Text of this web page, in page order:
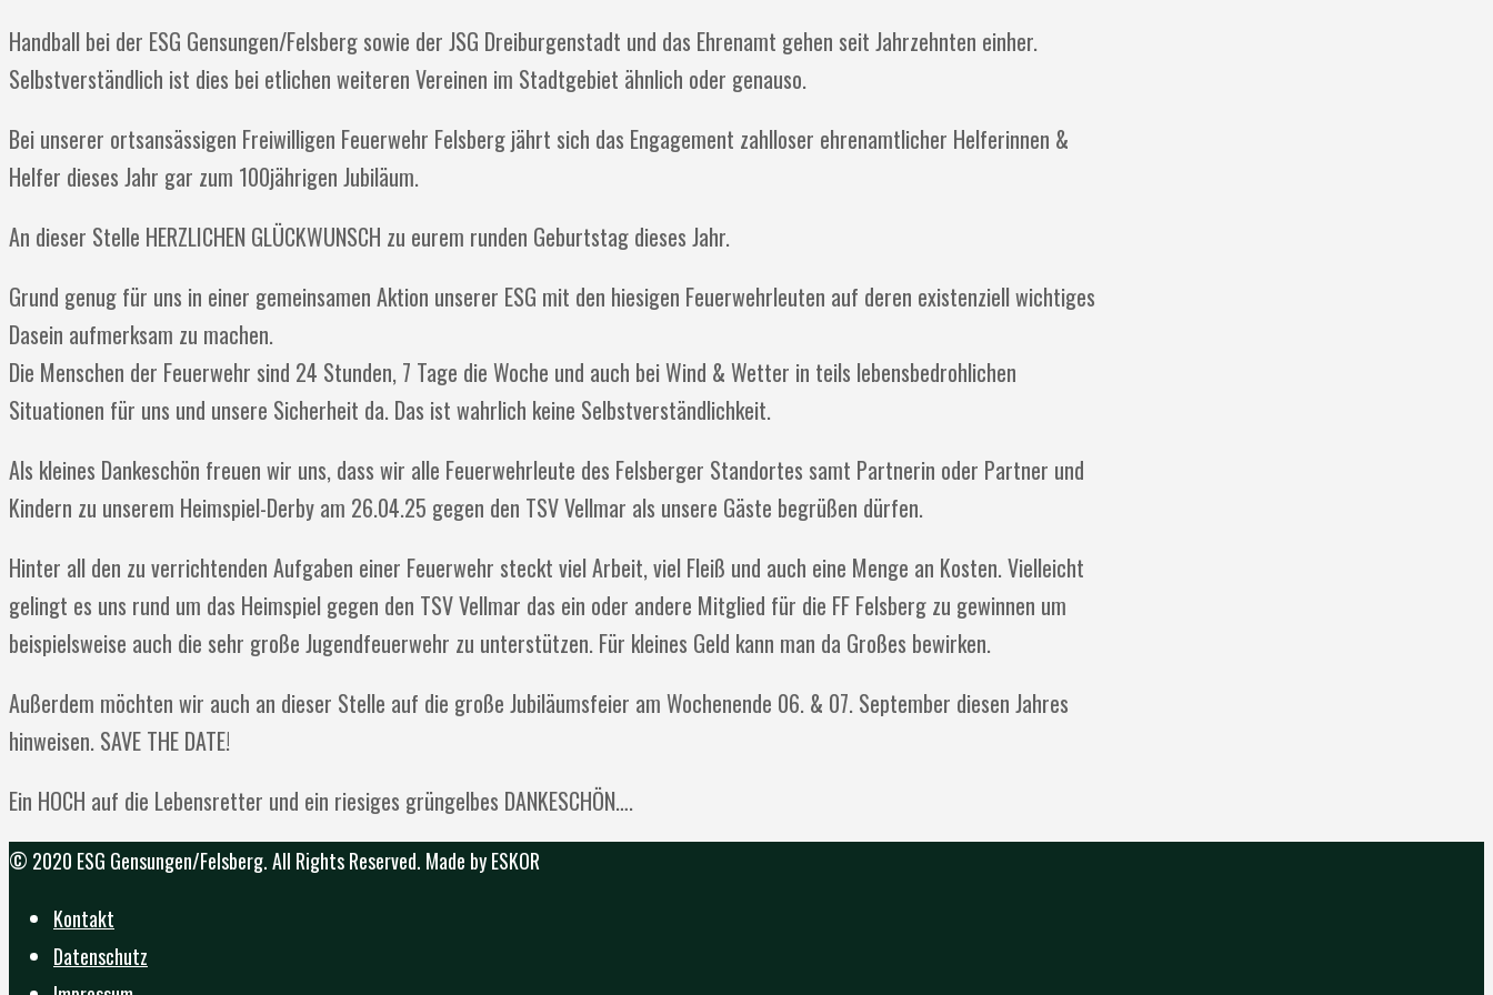
Handball bei der ESG Gensungen/Felsberg sowie der JSG Dreiburgenstadt und das Ehrenamt gehen seit Jahrzehnten einher.
Selbstverständlich ist dies bei etlichen weiteren Vereinen im Stadtgebiet ähnlich oder genauso.
Bei unserer ortsansässigen Freiwilligen Feuerwehr Felsberg jährt sich das Engagement zahlloser ehrenamtlicher Helferinnen &
Helfer dieses Jahr gar zum 100jährigen Jubiläum.
An dieser Stelle HERZLICHEN GLÜCKWUNSCH zu eurem runden Geburtstag dieses Jahr.
Grund genug für uns in einer gemeinsamen Aktion unserer ESG mit den hiesigen Feuerwehrleuten auf deren existenziell wichtiges
Dasein aufmerksam zu machen.
Die Menschen der Feuerwehr sind 24 Stunden, 7 Tage die Woche und auch bei Wind & Wetter in teils lebensbedrohlichen
Situationen für uns und unsere Sicherheit da. Das ist wahrlich keine Selbstverständlichkeit.
Als kleines Dankeschön freuen wir uns, dass wir alle Feuerwehrleute des Felsberger Standortes samt Partnerin oder Partner und
Kindern zu unserem Heimspiel-Derby am 26.04.25 gegen den TSV Vellmar als unsere Gäste begrüßen dürfen.
Hinter all den zu verrichtenden Aufgaben einer Feuerwehr steckt viel Arbeit, viel Fleiß und auch eine Menge an Kosten. Vielleicht
gelingt es uns rund um das Heimspiel gegen den TSV Vellmar das ein oder andere Mitglied für die FF Felsberg zu gewinnen um
beispielsweise auch die sehr große Jugendfeuerwehr zu unterstützen. Für kleines Geld kann man da Großes bewirken.
Außerdem möchten wir auch an dieser Stelle auf die große Jubiläumsfeier am Wochenende 06. & 07. September diesen Jahres
hinweisen. SAVE THE DATE!
Ein HOCH auf die Lebensretter und ein riesiges grüngelbes DANKESCHÖN….
© 2020 ESG Gensungen/Felsberg. All Rights Reserved. Made by ESKOR
Kontakt
Datenschutz